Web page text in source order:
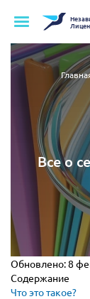
Все о
Обновлено:8
Содержание
Что это такое?